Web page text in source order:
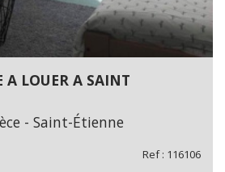
A LOUER A SAINT
- Saint-Étienne
Ref : 116106